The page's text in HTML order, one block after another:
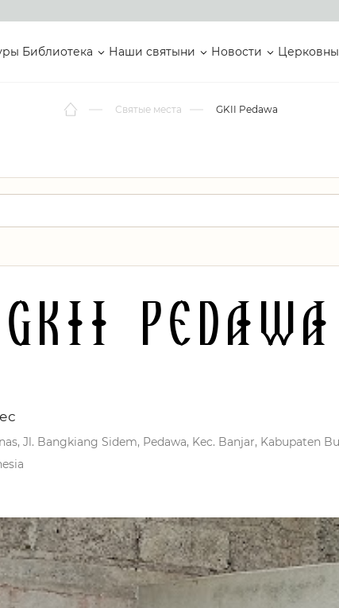
Библиотека Наши святыни Новости
Святые места GKII Pedawa
GKII Pedawa
Jl. Bangkiang Sidem, Pedawa, Kec. Banjar, Kabupaten